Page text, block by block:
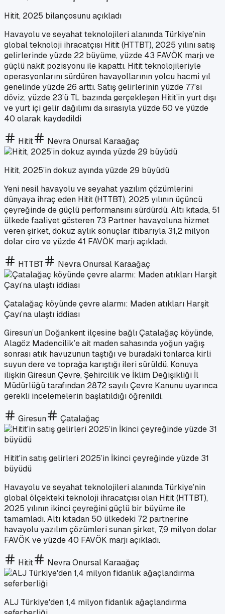
Hitit, 2025 bilançosunu açıkladı
Havayolu ve seyahat teknolojileri alanında Türkiye’nin
global teknoloji ihracatçısı Hitit (HTTBT), 2025 yılını satış
gelirlerinde yüzde 22 büyüme, yüzde 43 FAVÖK marjı ve
güçlü nakit pozisyonu ile kapattı. Hitit teknolojileriyle
operasyonlarını sürdüren havayollarının yolcu hacmi yıl
genelinde yüzde 26 arttı. Satış gelirlerinin yüzde 77’si
döviz, yüzde 23’ü TL bazında gerçekleşen Hitit’in yurt dışı
ve yurt içi gelir dağılımı da sırasıyla yüzde 60 ve yüzde
40 olarak kaydedildi
Hitit Nevra Onursal Karaağaç
Hitit, 2025’in dokuz ayında yüzde 29 büyüdü
Yeni nesil havayolu ve seyahat yazılım çözümlerini
dünyaya ihraç eden Hitit (HTTBT), 2025 yılının üçüncü
çeyreğinde de güçlü performansını sürdürdü. Altı kıtada, 51
ülkede faaliyet gösteren 73 Partner havayoluna hizmet
veren şirket, dokuz aylık sonuçlar itibarıyla 31,2 milyon
dolar ciro ve yüzde 41 FAVÖK marjı açıkladı.
HTTBT Nevra Onursal Karaağaç
Çatalağaç köyünde çevre alarmı: Maden atıkları Harşit
Çayı’na ulaştı iddiası
Giresun’un Doğankent ilçesine bağlı Çatalağaç köyünde,
Alagöz Madencilik’e ait maden sahasında yoğun yağış
sonrası atık havuzunun taştığı ve buradaki tonlarca kirli
suyun dere ve toprağa karıştığı ileri sürüldü. Konuya
ilişkin Giresun Çevre, Şehircilik ve İklim Değişikliği İl
Müdürlüğü tarafından 2872 sayılı Çevre Kanunu uyarınca
gerekli incelemelerin başlatıldığı öğrenildi.
Giresun Çatalağaç
Hitit'in satış gelirleri 2025’in İkinci çeyreğinde yüzde 31
büyüdü
Havayolu ve seyahat teknolojileri alanında Türkiye’nin
global ölçekteki teknoloji ihracatçısı olan Hitit (HTTBT),
2025 yılının ikinci çeyreğini güçlü bir büyüme ile
tamamladı. Altı kıtadan 50 ülkedeki 72 partnerine
havayolu yazılım çözümleri sunan şirket, 7,9 milyon dolar
FAVÖK ve yüzde 40 FAVÖK marjı açıkladı.
Hitit Nevra Onursal Karaağaç
ALJ Türkiye'den 1,4 milyon fidanlık ağaçlandırma